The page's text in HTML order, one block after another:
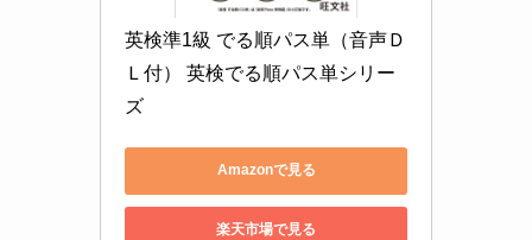
英検準1級 でる順パス単（音声Ｄ
Ｌ付） 英検でる順パス単シリー
ズ
Amazonで見る
楽天市場で見る